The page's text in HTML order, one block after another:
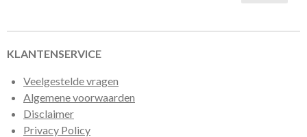
KLANTENSERVICE
Veelgestelde vragen
Algemene voorwaarden
Disclaimer
Privacy Policy